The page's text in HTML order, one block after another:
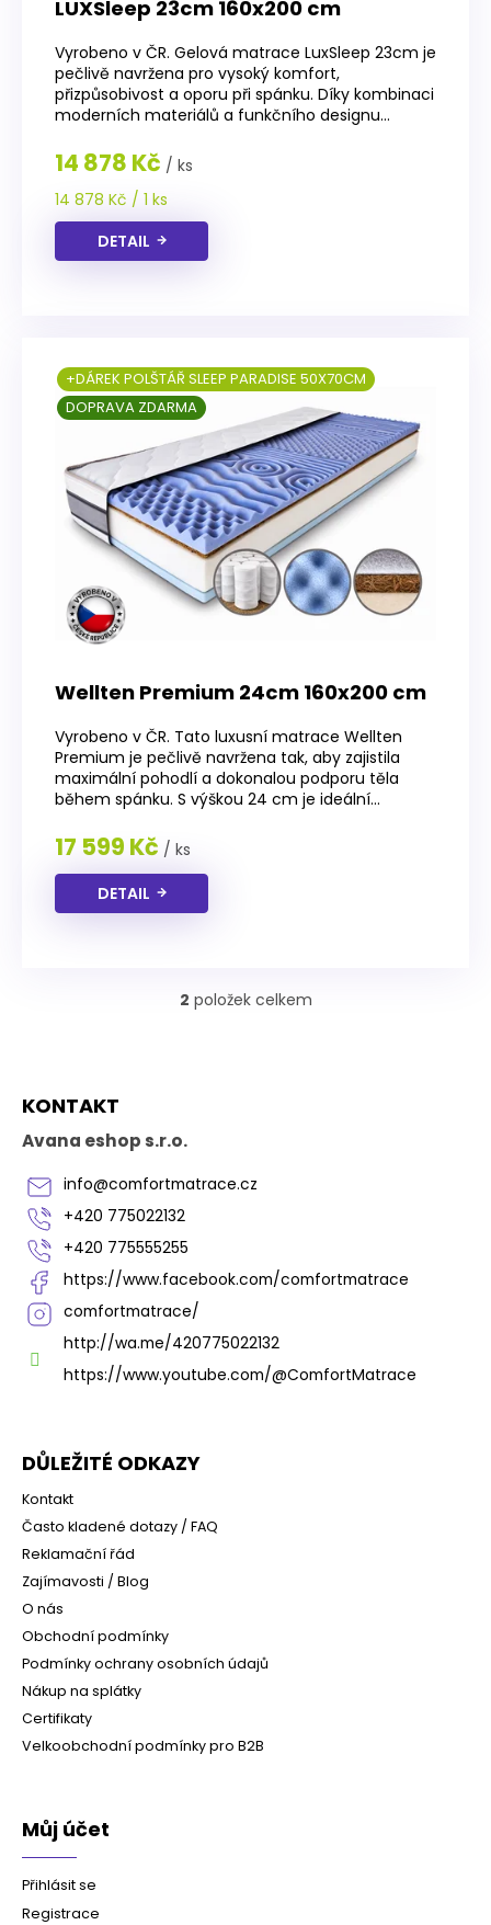
LUXSleep 23cm 160x200 cm
Vyrobeno v ČR. Gelová matrace LuxSleep 23cm je
pečlivě navržena pro vysoký komfort,
přizpůsobivost a oporu při spánku. Díky kombinaci
moderních materiálů a funkčního designu...
14 878 Kč / ks
Měrná
cena:
14 878 Kč / 1 ks
DETAIL
Wellten Premium 24cm 160x200 cm
+DÁREK POLŠTÁŘ SLEEP PARADISE 50X70CM
DOPRAVA ZDARMA
Vyrobeno v ČR. Tato luxusní matrace Wellten
Premium je pečlivě navržena tak, aby zajistila
maximální pohodlí a dokonalou podporu těla
během spánku. S výškou 24 cm je ideální...
17 599 Kč / ks
DETAIL
O
p
r
v
i
u
2 položek celkem
KONTAKT
Avana eshop s.r.o.
info@comfortmatrace.cz
+420 775022132
+420 775555255
https://www.facebook.com/comfortmatrace
comfortmatrace/
http://wa.me/420775022132
https://www.youtube.com/@ComfortMatrace
DŮLEŽITÉ ODKAZY
Kontakt
Často kladené dotazy / FAQ
Reklamační řád
Zajímavosti / Blog
O nás
Obchodní podmínky
Podmínky ochrany osobních údajů
Nákup na splátky
Certifikaty
Velkoobchodní podmínky pro B2B
Můj účet
Přihlásit se
Registrace